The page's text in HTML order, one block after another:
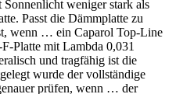
weniger stark als
Passt die Dämmplatte zu
wenn … ein Caparol Top-Line
Platte mit Lambda 0,031
und tragfähig ist die
wurde der vollständige
prüfen, wenn … der